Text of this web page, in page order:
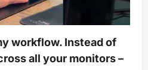
workflow. Instead of
all your monitors –